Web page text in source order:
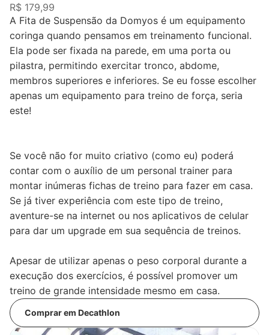
R$ 179,99
A Fita de Suspensão da Domyos é um equipamento
coringa quando pensamos em treinamento funcional.
Ela pode ser fixada na parede, em uma porta ou
pilastra, permitindo exercitar tronco, abdome,
membros superiores e inferiores. Se eu fosse escolher
apenas um equipamento para treino de força, seria
este!
Se você não for muito criativo (como eu) poderá
contar com o auxílio de um personal trainer para
montar inúmeras fichas de treino para fazer em casa.
Se já tiver experiência com este tipo de treino,
aventure-se na internet ou nos aplicativos de celular
para dar um upgrade em sua sequência de treinos.
Apesar de utilizar apenas o peso corporal durante a
execução dos exercícios, é possível promover um
treino de grande intensidade mesmo em casa.
Comprar em Decathlon